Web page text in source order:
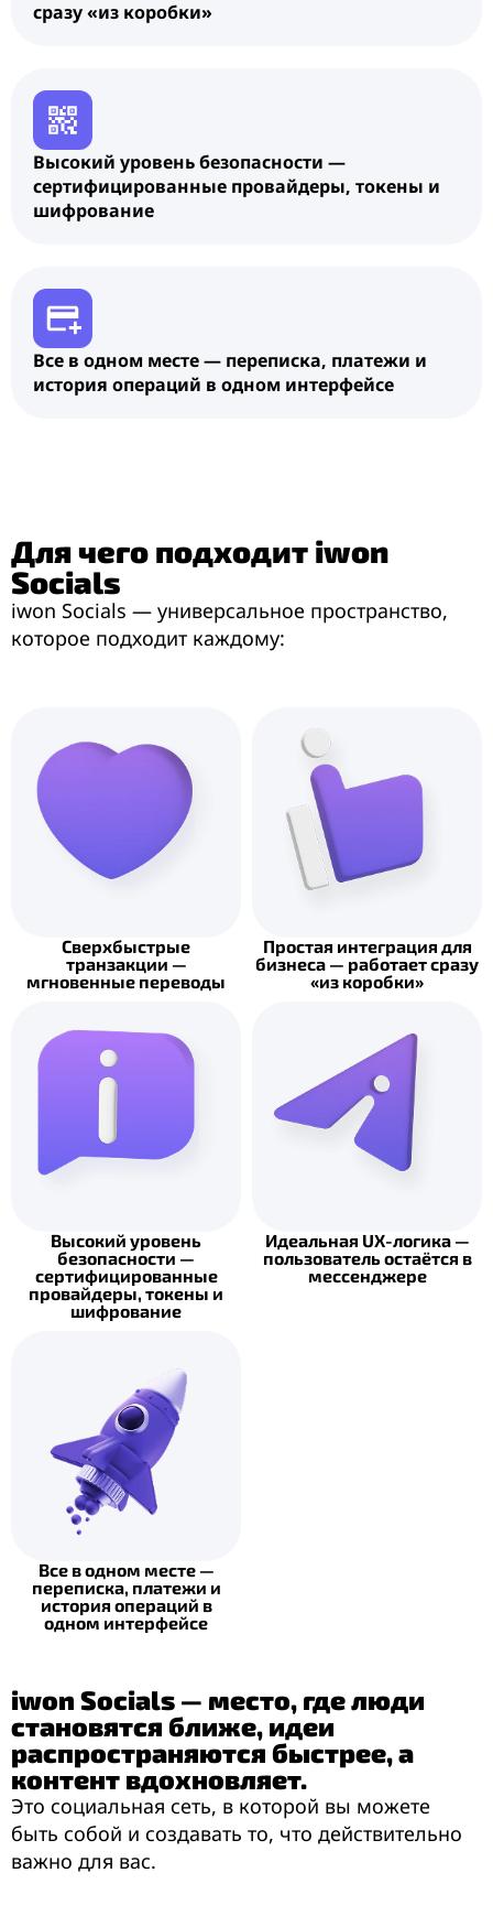
сразу «из коробки»
Высокий уровень безопасности —
сертифицированные провайдеры, токены и
шифрование
Все в одном месте — переписка, платежи и
история операций в одном интерфейсе
Для чего подходит iwon
Socials
iwon Socials — универсальное пространство,
которое подходит каждому:
Сверхбыстрые
транзакции —
мгновенные переводы
Простая интеграция для
бизнеса — работает сразу
«из коробки»
Высокий уровень
безопасности —
сертифицированные
провайдеры, токены и
шифрование
Идеальная UX-логика —
пользователь остаётся в
мессенджере
Все в одном месте —
переписка, платежи и
история операций в
одном интерфейсе
iwon Socials — место, где люди
становятся ближе, идеи
распространяются быстрее, а
контент вдохновляет.
Это социальная сеть, в которой вы можете
быть собой и создавать то, что действительно
важно для вас.